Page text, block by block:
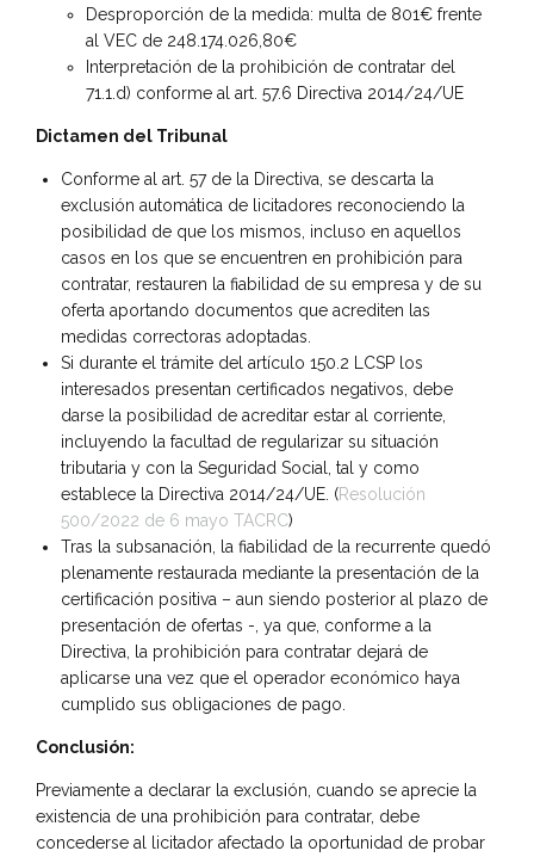
Desproporción de la medida: multa de 801€ frente
al VEC de 248.174.026,80€
Interpretación de la prohibición de contratar del
71.1.d) conforme al art. 57.6 Directiva 2014/24/UE
Dictamen del Tribunal
Conforme al art. 57 de la Directiva, se descarta la
exclusión automática de licitadores reconociendo la
posibilidad de que los mismos, incluso en aquellos
casos en los que se encuentren en prohibición para
contratar, restauren la fiabilidad de su empresa y de su
oferta aportando documentos que acrediten las
medidas correctoras adoptadas.
Si durante el trámite del artículo 150.2 LCSP los
interesados presentan certificados negativos, debe
darse la posibilidad de acreditar estar al corriente,
incluyendo la facultad de regularizar su situación
tributaria y con la Seguridad Social, tal y como
establece la Directiva 2014/24/UE. (Resolución
500/2022 de 6 mayo TACRC)
Tras la subsanación, la fiabilidad de la recurrente quedó
plenamente restaurada mediante la presentación de la
certificación positiva – aun siendo posterior al plazo de
presentación de ofertas -, ya que, conforme a la
Directiva, la prohibición para contratar dejará de
aplicarse una vez que el operador económico haya
cumplido sus obligaciones de pago.
Conclusión:
Previamente a declarar la exclusión, cuando se aprecie la
existencia de una prohibición para contratar, debe
concederse al licitador afectado la oportunidad de probar